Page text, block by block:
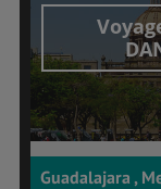
Guadalajara ,